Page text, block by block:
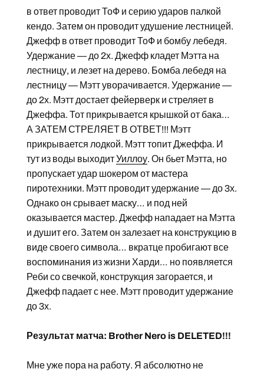
в ответ проводит ТоФ и серию ударов палкой
кендо. Затем он проводит удушение лестницей.
Джефф в ответ проводит ТоФ и бомбу лебедя.
Удержание — до 2х. Джефф кладет Мэтта на
лестницу, и лезет на дерево. Бомба лебедя на
лестницу — Мэтт уворачивается. Удержание —
до 2х. Мэтт достает фейерверк и стреляет в
Джеффа. Тот прикрывается крышкой от бака…
А ЗАТЕМ СТРЕЛЯЕТ В ОТВЕТ!!! Мэтт
прикрывается лодкой. Мэтт топит Джеффа. И
тут из воды выходитУиллоу. Он бьет Мэтта, но
пропускает удар шокером от мастера
пиротехники. Мэтт проводит удержание — до 3х.
Однако он срывает маску… и под ней
оказывается мастер. Джефф нападает на Мэтта
и душит его. Затем он залезает на конструкцию в
виде своего символа… вкратце пробигают все
воспоминания из жизни Харди… но появляется
Реби со свечкой, конструкция загорается, и
Джефф падает с нее. Мэтт проводит удержание
до 3х.
Результат матча: Brother Nero is DELETED!!!
Мне уже пора на работу. Я абсолютно не